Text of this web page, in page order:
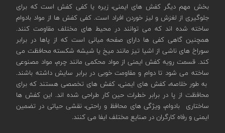
بخش مهم دیگر کفش های ایمنی، زیره یا کفی کفش است که برای
جلوگیری از لغزش و لیز خوردن افراد است. کفی کفش ها از مواد بادوام
ساخته شده اند که می توانند در محیط های مختلف مقاومت کنند.
همچنین گاهی کفی ها دارای صفحه میانی است که از پاها در برابر
سوراخ های ناشی از اشیا تیز مانند میخ یا شیشه شکسته محافظت می
کند. قسمت رویه کفش ایمنی از مواد محکمی مانند چرم، مواد مصنوعی
ساخته می شود تا دوام و مقاومت خوبی در برابر سایش داشته باشند.
به طور خلاصه، کفش های ایمنی، کفش های تخصصی هستند که برای
محافظت از پا در برابر خطرات حین کار طراحی شده اند. این کفش ها
ساختاری بادوام، ویژگی های محافظ و راحتی، نقشی حیاتی در تضمین
ایمنی و رفاه کارگران در صنایع مختلف ایفا می کنند.